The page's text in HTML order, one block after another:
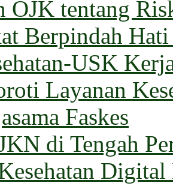
OJK tentang
Berpindah
USK
Layanan
Faskes
di Tengah
Digital